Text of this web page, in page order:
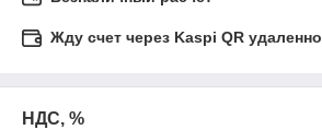
Жду счет через Kaspi QR удаленно
НДС, %